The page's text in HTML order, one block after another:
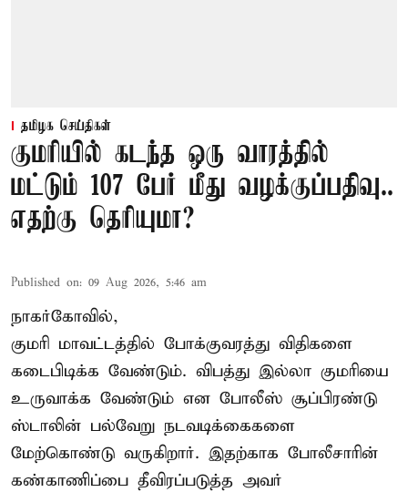
தமிழக செய்திகள்
குமரியில் கடந்த ஒரு வாரத்தில்
மட்டும் 107 பேர் மீது வழக்குப்பதிவு..
எதற்கு தெரியுமா?
Published on: 09 Aug 2026, 5:46 am
நாகர்கோவில்,
குமரி மாவட்டத்தில் போக்குவரத்து விதிகளை
கடைபிடிக்க வேண்டும். விபத்து இல்லா குமரியை
உருவாக்க வேண்டும் என போலீஸ் சூப்பிரண்டு
ஸ்டாலின் பல்வேறு நடவடிக்கைகளை
மேற்கொண்டு வருகிறார். இதற்காக போலீசாரின்
கண்காணிப்பை தீவிரப்படுத்த அவர்